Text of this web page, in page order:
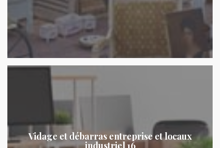
Vidage et débarras entreprise et locaux
industriel 16